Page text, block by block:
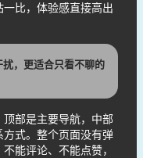
比，体验感直接高出
，更适合只看不聊的
部是主要导航，中部
式。整个页面没有弹
能评论、不能点赞，